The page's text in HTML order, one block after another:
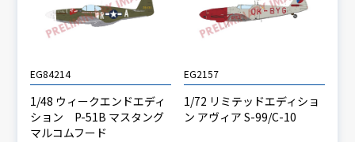
EG84214
1/48 ウィークエンドエディ
ション P-51B マスタング
マルコムフード
EG2157
1/72 リミテッドエディショ
ン アヴィア S-99/C-10